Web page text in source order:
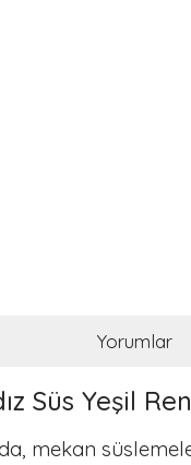
Yorumlar
Süs Yeşil
mekan